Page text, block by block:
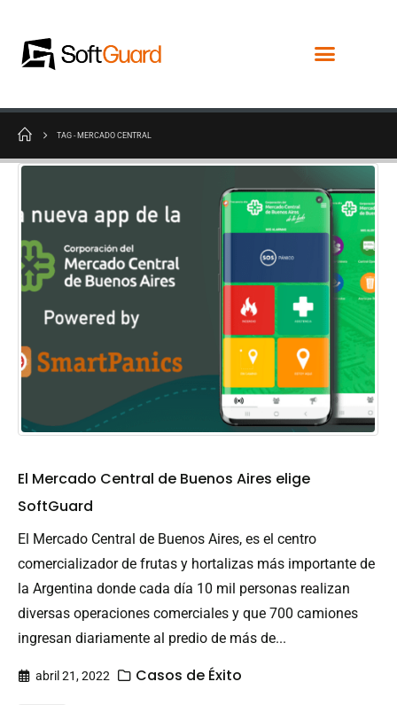
TAG - MERCADO CENTRAL
El Mercado Central de Buenos Aires elige
SoftGuard
El Mercado Central de Buenos Aires, es el centro
comercializador de frutas y hortalizas más importante de
la Argentina donde cada día 10 mil personas realizan
diversas operaciones comerciales y que 700 camiones
ingresan diariamente al predio de más de...
abril 21, 2022 Casos de Éxito